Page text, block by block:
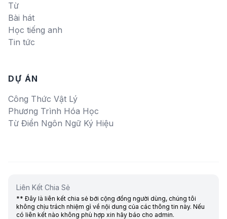
Từ
Bài hát
Học tiếng anh
Tin tức
DỰ ÁN
Công Thức Vật Lý
Phương Trình Hóa Học
Từ Điển Ngôn Ngữ Ký Hiệu
Liên Kết Chia Sẻ
** Đây là liên kết chia sẻ bới cộng đồng người dùng, chúng tôi
không chịu trách nhiệm gì về nội dung của các thông tin này. Nếu
có liên kết nào không phù hợp xin hãy báo cho admin.